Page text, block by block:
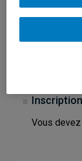
Vous
de votre
Vous